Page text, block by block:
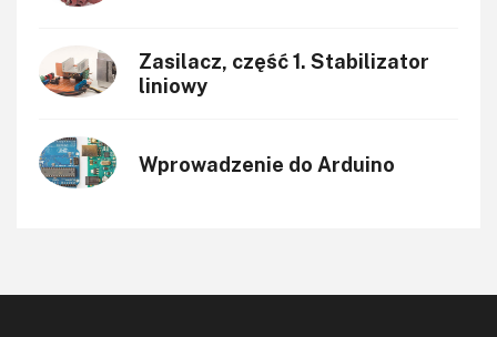
Zasilacz, część 1. Stabilizator
liniowy
Wprowadzenie do Arduino